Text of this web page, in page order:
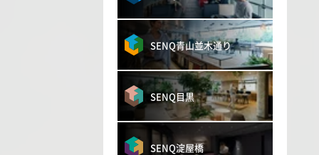
SENQ青山並木通り
SENQ目黒
SENQ淀屋橋